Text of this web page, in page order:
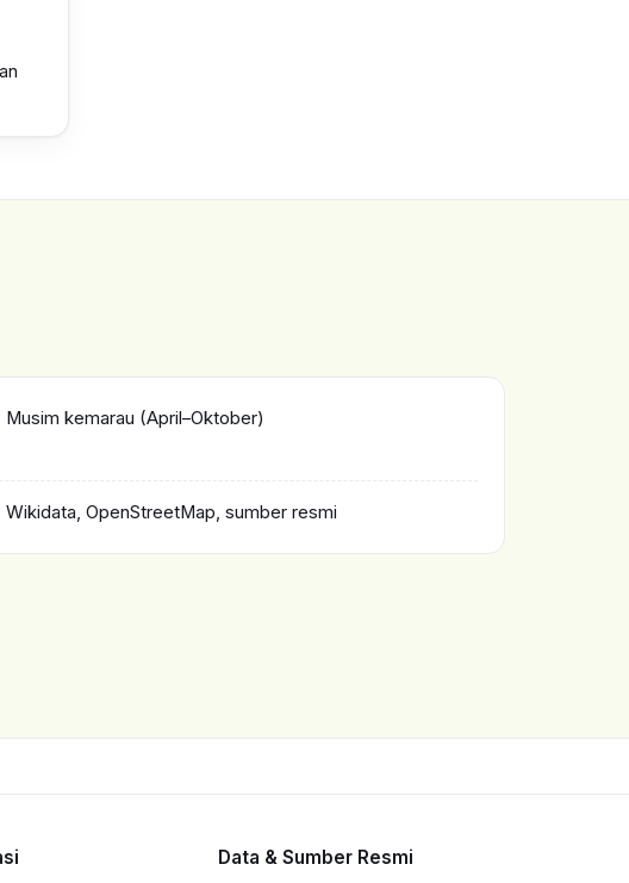
Musim kemarau (April–Oktober)
Wikidata, OpenStreetMap, sumber resmi
Data & Sumber Resmi